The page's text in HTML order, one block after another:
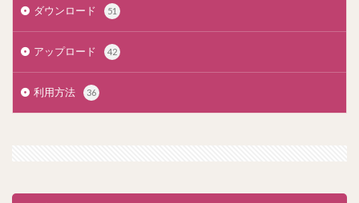
ダウンロード 51
アップロード 42
利用方法 36